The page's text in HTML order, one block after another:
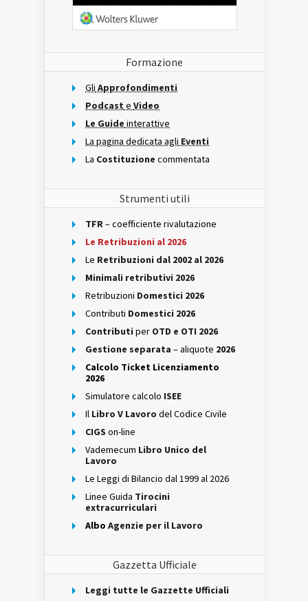
Formazione
Gli Approfondimenti
Podcast e Video
Le Guide interattive
La pagina dedicata agli Eventi
La Costituzione commentata
Strumenti utili
TFR– coefficiente rivalutazione
Le Retribuzioni al 2026
Le Retribuzioni dal 2002 al 2026
Minimali retributivi 2026
Retribuzioni Domestici 2026
Contributi Domestici 2026
Contributi per OTD e OTI 2026
Gestione separata – aliquote 2026
Calcolo Ticket Licenziamento
2026
Simulatore calcolo ISEE
Il Libro V Lavoro del Codice Civile
CIGS on-line
Vademecum Libro Unico del
Lavoro
Le Leggi di Bilancio dal 1999 al 2026
Linee Guida Tirocini
extracurriculari
Albo Agenzie per il Lavoro
Gazzetta Ufficiale
Leggi tutte le Gazzette Ufficiali